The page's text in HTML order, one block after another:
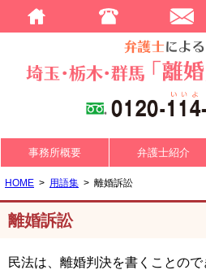
事務所概要 弁護士紹介
HOME 用語集 離婚訴訟
離婚訴訟
民法は、離婚判決を書くことの